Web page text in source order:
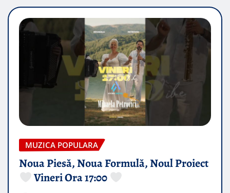
MUZICA POPULARA
Noua Piesă, Noua Formulă, Noul Proiect
Vineri Ora 17:00